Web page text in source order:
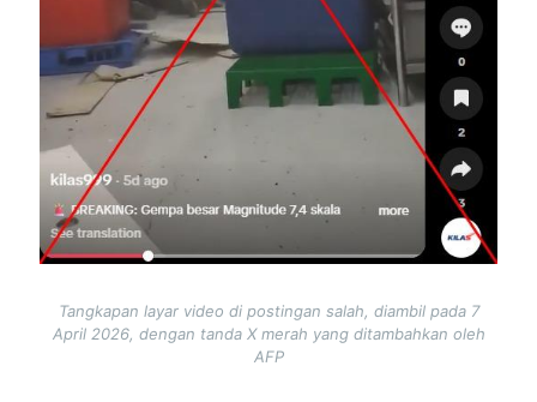
Tangkapan layar video di postingan salah, diambil pada 7
April 2026, dengan tanda X merah yang ditambahkan oleh
AFP